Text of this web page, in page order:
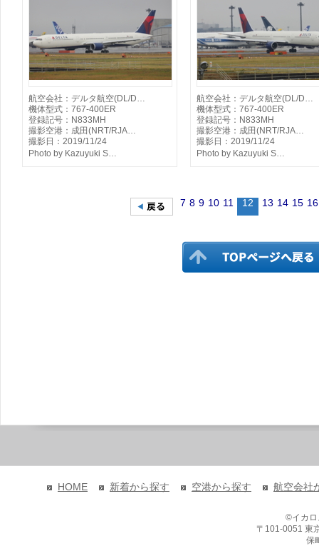
航空会社：デルタ航空(DL/D…
機体型式：767-400ER
登録記号：N833MH
撮影空港：成田(NRT/RJA…
撮影日：2019/11/24
Photo by Kazuyuki S…
航空会社：デルタ航空(DL/D…
機体型式：767-400ER
登録記号：N833MH
撮影空港：成田(NRT/RJA…
撮影日：2019/11/24
Photo by Kazuyuki S…
7 8 9 10 11 12 13 14 15 16
HOME 新着から探す 空港から探す 航空会社
©イカ
〒101-0051 東
保